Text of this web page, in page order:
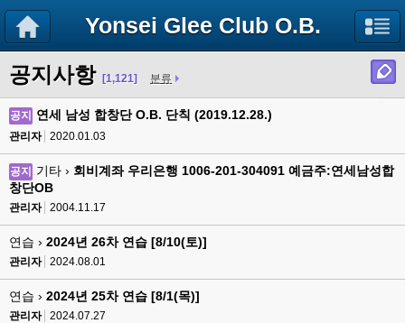
Yonsei Glee Club O.B.
공지사항 [1,121] 분류
공지 연세 남성 합창단 O.B. 단칙 (2019.12.28.)
관리자 2020.01.03
공지 기타 › 회비계좌 우리은행 1006-201-304091 예금주:연세남성합
창단OB
관리자 2004.11.17
연습 › 2024년 26차 연습 [8/10(토)]
관리자 2024.08.01
연습 › 2024년 25차 연습 [8/1(목)]
관리자 2024.07.27